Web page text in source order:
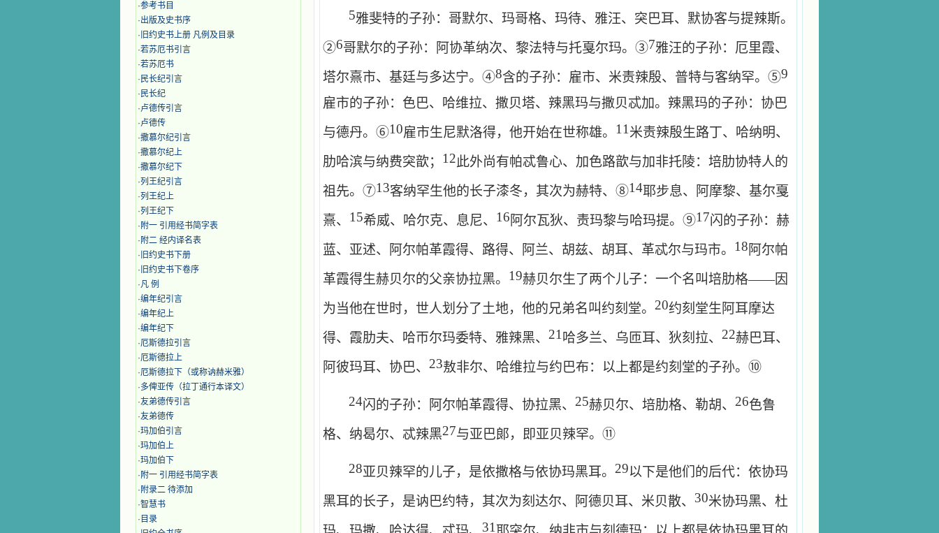
·参考书目
·出版及史书序
· 旧约史书上册 凡例及目录
·若苏厄书引言
·若苏厄书
· 民长纪引言
· 民长纪
·卢德传引言
·卢德传
·撒慕尔纪引言
·撒慕尔纪上
·撒慕尔纪下
·列王纪引言
·列王纪上
·列王纪下
· 附一 引用经书简字表
· 附二 经内译名表
· 旧约史书下册
· 旧约史书下卷序
·凡 例
·编年纪引言
·编年纪上
·编年纪下
·厄斯德拉引言
·厄斯德拉上
·厄斯德拉下（或称讷赫米雅）
·多俾亚传（拉丁通行本译文）
·友弟德传引言
·友弟德传
·玛加伯引言
·玛加伯上
·玛加伯下
· 附一 引用经书简字表
· 附录二 待添加
·智慧书
· 目录
5雅斐特的子孙：哥默尔、玛哥格、玛待、雅汪、突巴耳、默协客与提辣斯。
②6哥默尔的子孙：阿协革纳次、黎法特与托戛尔玛。③7雅汪的子孙：厄里霞、
塔尔熹市、基廷与多达宁。④8含的子孙：雇市、米责辣殷、普特与客纳罕。⑤9
雇市的子孙：色巴、哈维拉、撒贝塔、辣黑玛与撒贝忒加。辣黑玛的子孙：协巴
与德丹。⑥10雇市生尼默洛得，他开始在世称雄。 11 米责辣殷生路丁、哈纳明、
肋哈滨与纳费突歆； 12此外尚有帕忒鲁心、加色路歆与加非托陵：培肋协特人的
祖先。⑦13客纳罕生他的长子漆冬，其次为赫特、⑧14耶步息、阿摩黎、基尔戛
熹、 15希威、哈尔克、息尼、 16阿尔瓦狄、责玛黎与哈玛提。⑨17闪的子孙：赫
蓝、亚述、阿尔帕革霞得、路得、阿兰、胡兹、胡耳、革忒尔与玛市。 18阿尔帕
革霞得生赫贝尔的父亲协拉黑。 19赫贝尔生了两个儿子：一个名叫培肋格——因
为当他在世时，世人划分了土地，他的兄弟名叫约刻堂。 20约刻堂生阿耳摩达
得、霞肋夫、哈帀尔玛委特、雅辣黑、 21 哈多兰、乌匝耳、狄刻拉、 22赫巴耳、
阿彼玛耳、协巴、 23敖非尔、哈维拉与约巴布：以上都是约刻堂的子孙。⑩
24闪的子孙：阿尔帕革霞得、协拉黑、 25赫贝尔、培肋格、勒胡、 26色鲁
格、纳曷尔、忒辣黑27与亚巴郞，即亚贝辣罕。 ⑪
28亚贝辣罕的儿子，是依撒格与依协玛黑耳。 29以下是他们的后代：依协玛
黑耳的长子，是讷巴约特，其次为刻达尔、阿德贝耳、米贝散、 30米协玛黑、杜
31